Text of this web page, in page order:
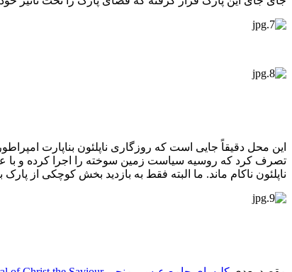
این محل دقیقاً جایی است که روزگاری ناپلئون بناپارت
تصرف کرد که روسیه سیاست زمین سوخته را اجرا کرده و با
ناپلئون ناکام ماند. ما البته فقط به بازدید بخش کوچکی از